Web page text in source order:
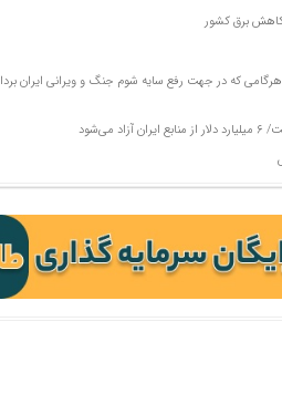
کاهش برق کشور
هرگامی که در جهت رفع سایه شوم جنگ و ویرانی ایران